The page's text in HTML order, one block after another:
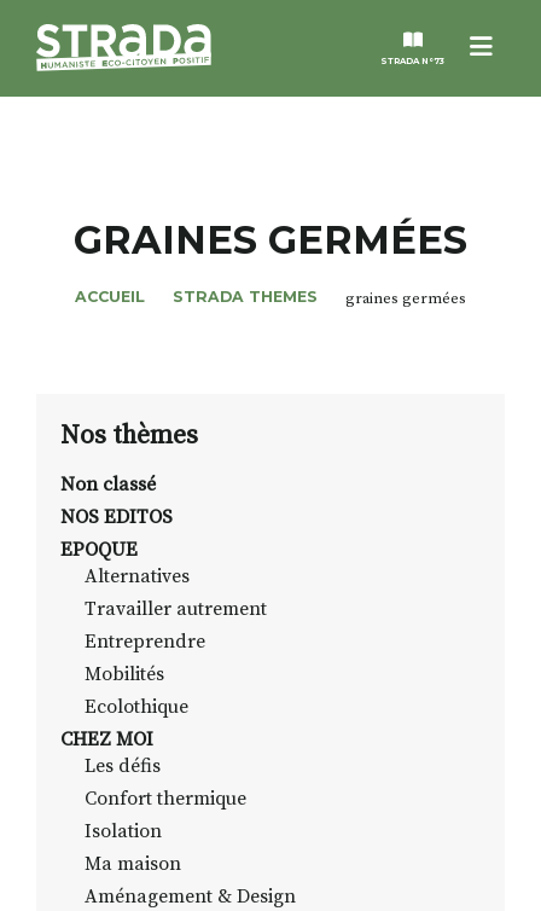
Menu
STRADA N°73
MAGAZINES
NOS THÈMES
ALTER STRADA
ROSÉE DE MAI
RECHERCHER
GRAINES GERMÉES
ACCUEIL STRADA THEMES graines germées
Nos thèmes
Non classé
NOS EDITOS
EPOQUE
Alternatives
Travailler autrement
Entreprendre
Mobilités
Ecolothique
CHEZ MOI
Les défis
Confort thermique
Isolation
Ma maison
Aménagement & Design